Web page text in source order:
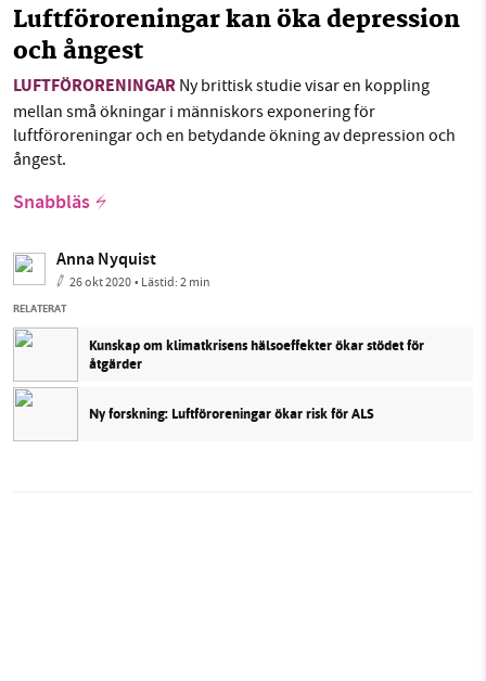
Luftföroreningar kan öka depression
och ångest
LUFTFÖRORENINGAR Ny brittisk studie visar en koppling
mellan små ökningar i människors exponering för
luftföroreningar och en betydande ökning av depression och
ångest.
Snabbläs
Anna Nyquist
26 okt 2020• Lästid:2 min
RELATERAT
Kunskap om klimatkrisens hälsoeffekter ökar stödet för
åtgärder
Ny forskning: Luftföroreningar ökar risk för ALS